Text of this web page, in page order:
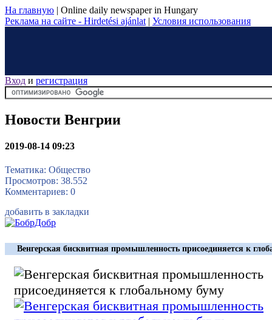
На главную | Online daily newspaper in Hungary
Реклама на сайте - Hirdetési ajánlat | Условия использования
Вход и регистрация
Новости Венгрии
2019-08-14 09:23
Тематика: Общество
Просмотров: 38.552
Комментариев: 0
добавить в закладки
Венгерская бисквитная промышленность присоединяется к